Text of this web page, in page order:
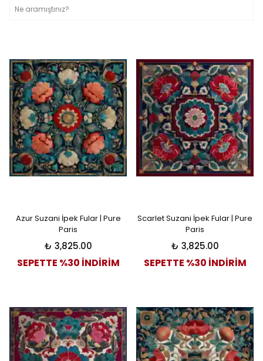
Azur Suzani İpek Fular | Pure
Paris
₺ 3,825.00
SEPETTE %30 İNDİRİM
Scarlet Suzani İpek Fular | Pure
Paris
₺ 3,825.00
SEPETTE %30 İNDİRİM